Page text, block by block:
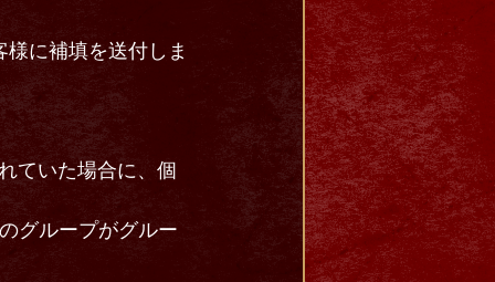
に補填を送付しま
ていた場合に、個
グループがグルー